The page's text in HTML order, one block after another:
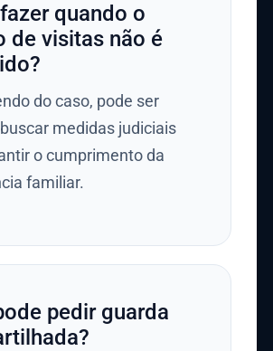
quando o
de visitas não é
do caso, pode ser
medidas judiciais
o cumprimento da
familiar.
pedir guarda